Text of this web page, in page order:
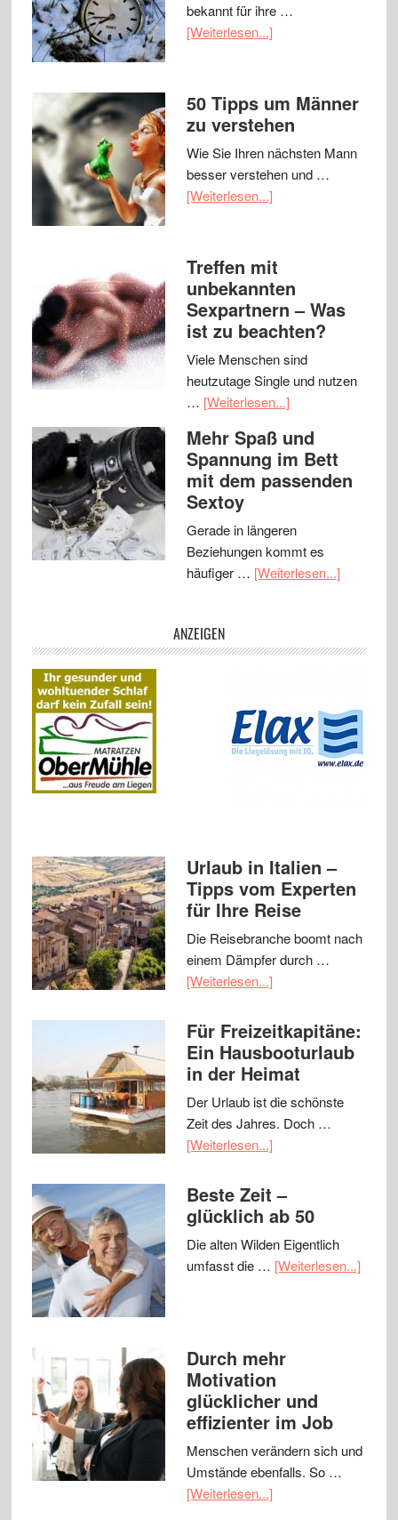
bekannt für ihre …
[Weiterlesen...]
50 Tipps um Männer
zu verstehen
Wie Sie Ihren nächsten Mann
besser verstehen und …
[Weiterlesen...]
Treffen mit
unbekannten
Sexpartnern – Was
ist zu beachten?
Viele Menschen sind
heutzutage Single und nutzen
… [Weiterlesen...]
Mehr Spaß und
Spannung im Bett
mit dem passenden
Sextoy
Gerade in längeren
Beziehungen kommt es
häufiger … [Weiterlesen...]
ANZEIGEN
Urlaub in Italien –
Tipps vom Experten
für Ihre Reise
Die Reisebranche boomt nach
einem Dämpfer durch …
[Weiterlesen...]
Für Freizeitkapitäne:
Ein Hausbooturlaub
in der Heimat
Der Urlaub ist die schönste
Zeit des Jahres. Doch …
[Weiterlesen...]
Beste Zeit –
glücklich ab 50
Die alten Wilden Eigentlich
umfasst die … [Weiterlesen...]
Durch mehr
Motivation
glücklicher und
effizienter im Job
Menschen verändern sich und
Umstände ebenfalls. So …
[Weiterlesen...]